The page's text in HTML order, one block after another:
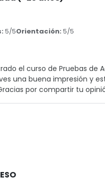
5/5Orientación: 5/5
el curso de Pruebas de
una buena impresión y
por compartir tu